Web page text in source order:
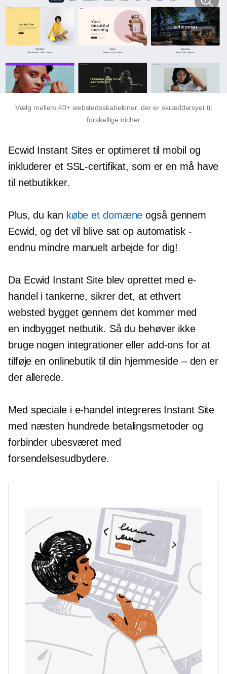
Vælg mellem 40+ webstedsskabeloner, der er skræddersyet til
forskellige nicher
Ecwid Instant Sites er optimeret til mobil og
inkluderer et SSL-certifikat, som er en må have
til netbutikker.
Plus, du kan købe et domæne også gennem
Ecwid, og det vil blive sat op automatisk -
endnu mindre manuelt arbejde for dig!
Da Ecwid Instant Site blev oprettet med e-
handel i tankerne, sikrer det, at ethvert
websted bygget gennem det kommer med
en indbyggetnetbutik. Så du behøver ikke
bruge nogen integrationer eller add-ons for at
tilføje en onlinebutik til din hjemmeside – den er
der allerede.
Med speciale i e-handel integreres Instant Site
med næsten hundrede betalingsmetoder og
forbinder ubesværet med
forsendelsesudbydere.